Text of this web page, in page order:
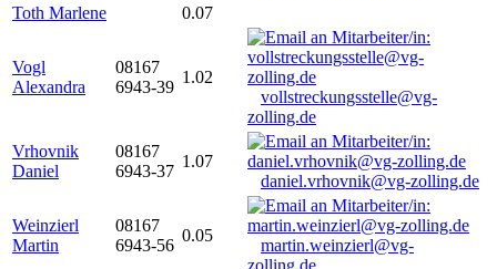
Toth Marlene
0.07
Vogl
Alexandra
08167
6943-39
1.02
vollstreckungsstelle@vg-
zolling.de
Vrhovnik
Daniel
08167
6943-37
1.07
daniel.vrhovnik@vg-zolling.de
Weinzierl
Martin
08167
6943-56
0.05
martin.weinzierl@vg-